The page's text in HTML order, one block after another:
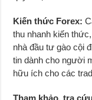
Kiến thức Forex:
thu nhanh kiến
nhà đầu tư gào cội
tin dành cho người
hữu ích cho các